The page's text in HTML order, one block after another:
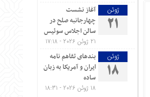
ژوئن
21
آغاز نشست
چهارجانبه صلح در
سالن اجلاس سوئیس
21 ژوئن 2026 - 17:18
ژوئن
18
بندهای تفاهم نامه
ایران و آمریکا به زبان
ساده
18 ژوئن 2026 - 18:31